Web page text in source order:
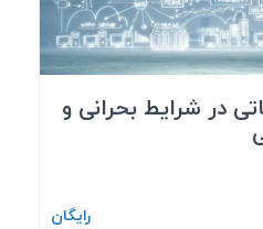
در شرایط بحرانی و
رایگان